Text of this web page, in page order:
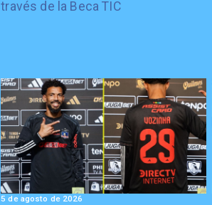
través de la Beca TIC
5 de agosto de 2026